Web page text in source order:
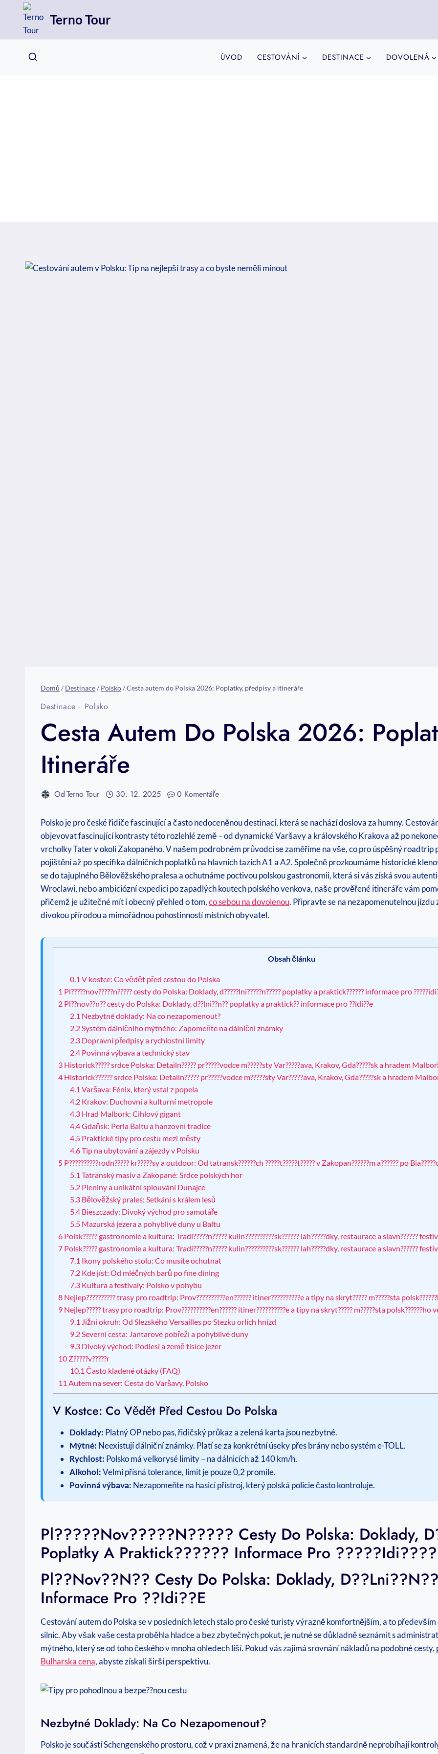
Přeskočit
Terno Tour
ÚVOD CESTOVÁNÍ DESTINACE DOVOLENÁ
Domů / Destinace/ Polsko/Cesta autem do Polska 2026: Poplatky, předpisy a itineráře
Destinace · Polsko
Cesta Autem Do Polska 2026:
Itineráře
OdTerno Tour 30. 12. 2025 0 Komentáře
Polsko je pro české řidiče fascinující a často nedoceněnou destinací, která se nachází doslova za humny.
objevovat fascinující kontrasty této rozlehlé země – od dynamické Varšavy a královského Krakova až po
vrcholky Tater v okolí Zakopaného. V našem podrobném průvodci se zaměříme na vše, co pro úspěšný
pojištění až po specifika dálničních poplatků na hlavních tazích A1 a A2. Společně prozkoumáme historické
se do tajuplného Bělověžského pralesa a ochutnáme poctivou polskou gastronomii, která si vás získá svou
Wroclawi, nebo ambiciózní expedici po zapadlých koutech polského venkova, naše prověřené itineráře vám
přičemž je užitečné mít i obecný přehled o tom,co sebou na dovolenou. Připravte se na nezapomenutelnou
divokou přírodou a mimořádnou pohostinností místních obyvatel.
Obsah článku
0.1 V kostce: Co vědět před cestou do Polska
1 Pl?????nov?????n????? cesty do Polska: Doklady, d?????lni?????n????? poplatky a praktick?????? informace pro
2 Pl??nov??n?? cesty do Polska: Doklady, d??lni??n?? poplatky a praktick?? informace pro ??idi??e
2.1 Nezbytné doklady: Na co nezapomenout?
2.2 Systém dálničního mýtného: Zapomeňte na dálniční známky
2.3 Dopravní předpisy a rychlostní limity
2.4 Povinná výbava a technický stav
3 Historick????? srdce Polska: Detailn????? pr?????vodce m?????sty Var?????ava, Krakov, Gda?????sk a hradem
4 Historick?????? srdce Polska: Detailn????? pr?????vodce m?????sty Var?????ava, Krakov, Gda?????sk a hradem
4.1 Varšava: Fénix, který vstal z popela
4.2 Krakov: Duchovní a kulturní metropole
4.3 Hrad Malbork: Cihlový gigant
4.4Gdaňsk: Perla Baltu a hanzovní tradice
4.5 Praktické tipy pro cestu mezi městy
4.6Tip na ubytování a zájezdy v Polsku
5 P??????????rodn????? kr?????sy a outdoor: Od tatransk??????ch ?????t?????t????? v Zakopan??????m a?????? po
5.1 Tatranský masiv a Zakopané: Srdce polských hor
5.2 Pieniny a unikátní splouvání Dunajce
5.3 Bělověžský prales: Setkání s králem lesů
5.4 Bieszczady: Divoký východ pro samotáře
5.5 Mazurská jezera a pohyblivé duny u Baltu
6 Polsk????? gastronomie a kultura: Tradi?????n????? kulin??????????sk?????? lah?????dky, restaurace a slavn??????
7 Polsk????? gastronomie a kultura: Tradi?????n????? kulin??????????sk?????? lah?????dky, restaurace a slavn??????
7.1 Ikony polského stolu: Co musíte ochutnat
7.2 Kde jíst: Od mléčných barů po fine dining
7.3 Kultura a festivaly: Polsko v pohybu
8 Nejlep?????????? trasy pro roadtrip: Prov??????????en?????? itiner??????????e a tipy na skryt????? m?????sta
9 Nejlep????? trasy pro roadtrip: Prov??????????en?????? itiner??????????e a tipy na skryt????? m?????sta polsk??????ho
9.1 Jižní okruh: Od Slezského Versailles po Stezku orlích hnízd
9.2 Severní cesta: Jantarové pobřeží a pohyblivé duny
9.3 Divoký východ: Podlesí a země tisíce jezer
10 Z?????v?????r
10.1 Často kladené otázky (FAQ)
11 Autem na sever: Cesta do Varšavy, Polsko
V Kostce: Co Vědět Před Cestou Do Polska
Doklady: Platný OP nebo pas, řidičský průkaz a zelená karta jsou nezbytné.
Mýtné: Neexistují dálniční známky. Platí se za konkrétní úseky přes brány nebo systém e-TOLL.
Rychlost: Polsko má velkorysé limity – na dálnicích až 140 km/h.
Alkohol:Velmi přísná tolerance, limit je pouze 0,2 promile.
Povinná výbava: Nezapomeňte na hasicí přístroj, který polská policie často kontroluje.
Pl?????nov?????n????? Cesty Do Polska: Doklady,
Poplatky A Praktick?????? Informace Pro
Pl??nov??n?? Cesty Do Polska: Doklady,
Informace Pro ??idi??e
Cestování autem do Polska se v posledních letech stalo pro české turisty výrazně komfortnějším, a to
silnic. Aby však vaše cesta proběhla hladce a bez zbytečných pokut, je nutné se důkladně seznámit s
mýtného, který se od toho českého v mnoha ohledech liší. Pokud vás zajímá srovnání nákladů na podobné
Bulharska cena, abyste získali širší perspektivu.
Nezbytné Doklady: Na Co Nezapomenout?
Polsko je součástí Schengenského prostoru, což v praxi znamená, že na hranicích standardně neprobíhají